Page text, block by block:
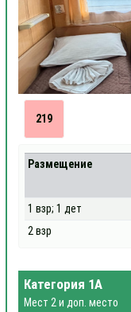
219
Размещение
1 взр; 1 дет
2 взр
Категория 1А
Мест 2 и доп. место